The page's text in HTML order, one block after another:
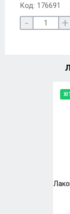
Код: 176691
- +